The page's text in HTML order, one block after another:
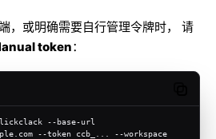
，或明确需要自行管理令牌时， 请
token：
--base-url
--token ccb_... --workspace